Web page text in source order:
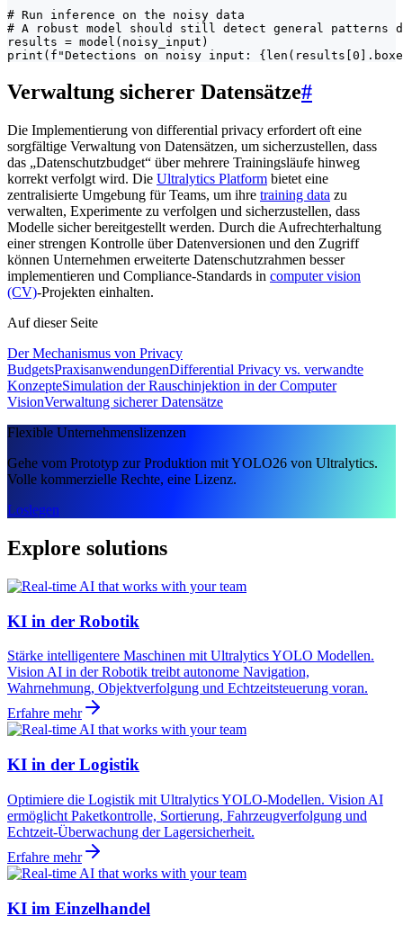
# Run inference on the noisy data
# A robust model should still detect general patterns
results = model(noisy_input)
print(f"Detections on noisy input:
Verwaltung sicherer Datensätze#
Die Implementierung von differential privacy erfordert oft eine
sorgfältige Verwaltung von Datensätzen, um sicherzustellen, dass
das „Datenschutzbudget“ über mehrere Trainingsläufe hinweg
korrekt verfolgt wird. Die Ultralytics Platform bietet eine
zentralisierte Umgebung für Teams, um ihre training data zu
verwalten, Experimente zu verfolgen und sicherzustellen, dass
Modelle sicher bereitgestellt werden. Durch die Aufrechterhaltung
einer strengen Kontrolle über Datenversionen und den Zugriff
können Unternehmen erweiterte Datenschutzrahmen besser
implementieren und Compliance-Standards in computer vision
(CV)-Projekten einhalten.
Auf dieser Seite
Der Mechanismus von Privacy
BudgetsPraxisanwendungenDifferential Privacy vs. verwandte
KonzepteSimulation der Rauschinjektion in der Computer
VisionVerwaltung sicherer Datensätze
Flexible Unternehmenslizenzen
Gehe vom Prototyp zur Produktion mit YOLO26 von Ultralytics.
Volle kommerzielle Rechte, eine Lizenz.
Loslegen
Explore solutions
KI in der Robotik
Stärke intelligentere Maschinen mit Ultralytics YOLO Modellen.
Vision AI in der Robotik treibt autonome Navigation,
Wahrnehmung, Objektverfolgung und Echtzeitsteuerung voran.
Erfahre mehr
KI in der Logistik
Optimiere die Logistik mit Ultralytics YOLO-Modellen. Vision AI
ermöglicht Paketkontrolle, Sortierung, Fahrzeugverfolgung und
Echtzeit-Überwachung der Lagersicherheit.
Erfahre mehr
KI im Einzelhandel